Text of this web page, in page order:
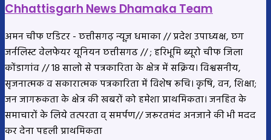
Chhattisgarh News Dhamaka Team
अमन चीफ एडिटर - छत्तीसगढ़ न्यूज़ धमाका // प्रदेश उपाध्यक्ष, छग
जर्नलिस्ट वेलफेयर यूनियन छत्तीसगढ // ; हरिभूमि ब्यूरो चीफ जिला
कोंडागांव // 18 सालो से पत्रकारिता के क्षेत्र में सक्रिय। विश्वसनीय,
सृजनात्मक व सकारात्मक पत्रकारिता में विशेष रूचि। कृषि, वन, शिक्षा;
जन जागरूकता के क्षेत्र की खबरों को हमेशा प्राथमिकता। जनहित के
समाचारों के लिये तत्परता व् समर्पण// जरूरतमंद अनजाने की भी मदद
कर देना पहली प्राथमिकता